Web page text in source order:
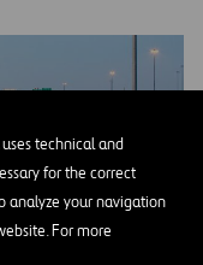
technical and
for the correct
analyze your navigation
For more